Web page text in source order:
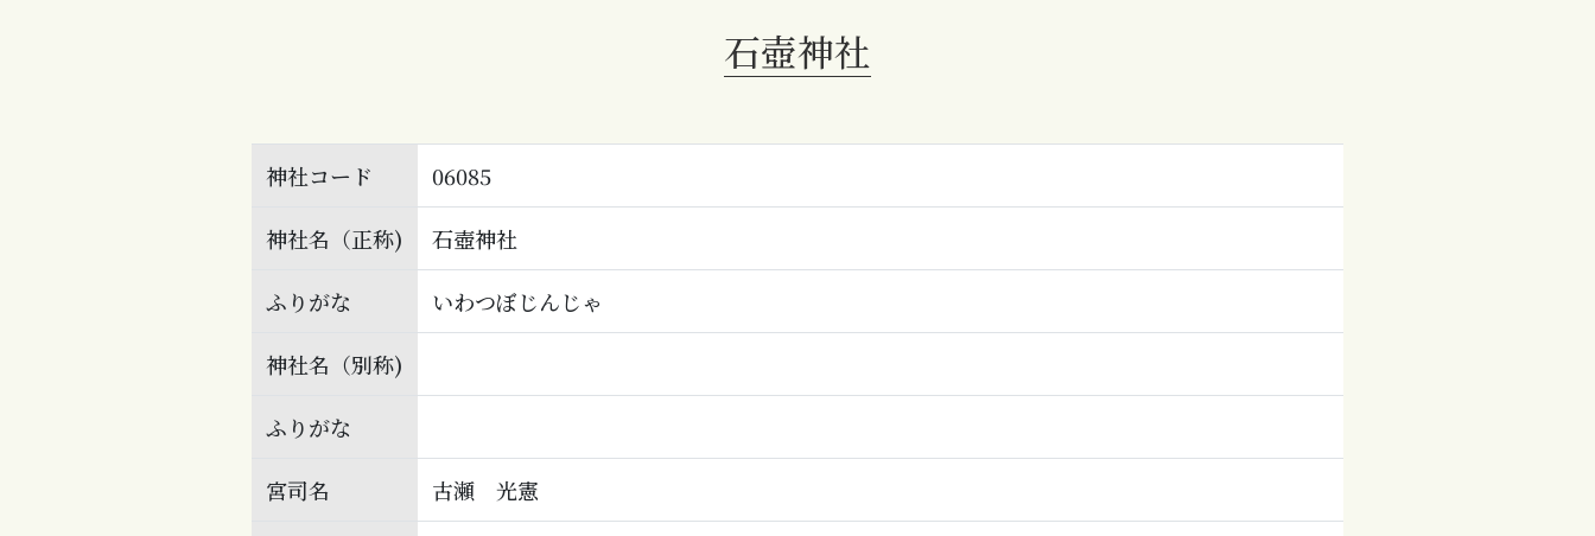
石壺神社
神社コード 06085
神社名（正称) 石壺神社
ふりがな いわつぼじんじゃ
神社名（別称)
ふりがな
宮司名 古瀬 光憲